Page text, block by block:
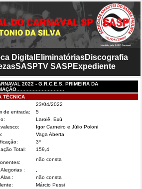
Digital EliminatóriasDiscografia
SASPTV SASP Expediente
2022 - G.R.C.E.S. PRIMEIRA DA
TÉCNICA
23/04/2022
de entrada:
5
Laroiê, Exú
Igor Carneiro e Júlio Poloni
Vaga Aberta
3º
Total:
159,4
não consta
Alegorias :
:
não consta
Márcio Pessi